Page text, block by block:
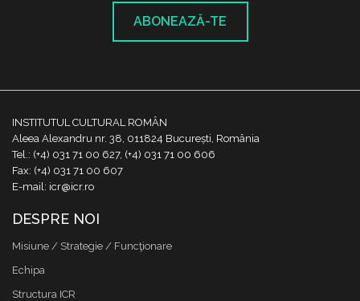
ABONEAZĂ-TE
INSTITUTUL CULTURAL ROMÂN
Aleea Alexandru nr. 38, 011824 București, România
Tel.: (+4) 031 71 00 627, (+4) 031 71 00 606
Fax: (+4) 031 71 00 607
E-mail: icr@icr.ro
DESPRE NOI
Misiune / Strategie / Funcţionare
Echipa
Structura ICR